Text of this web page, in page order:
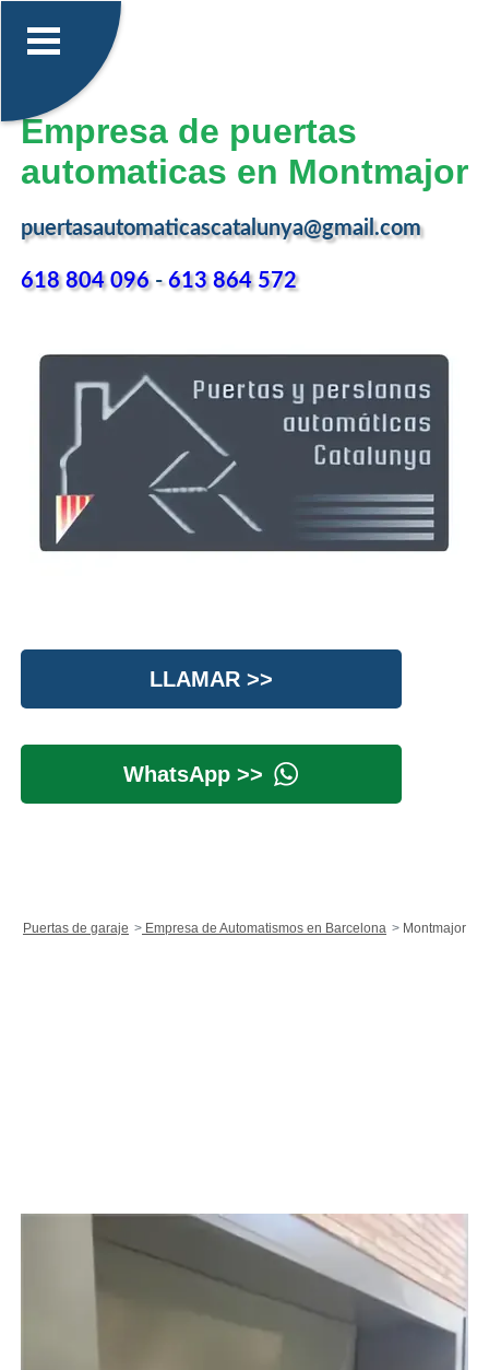
Empresa de puertas
automaticas en Montmajor
puertasautomaticascatalunya@gmail.com
618 804 096-613 864 572
LLAMAR >>
WhatsApp >>
Puertas de garaje Empresa de Automatismos en Barcelona Montmajor